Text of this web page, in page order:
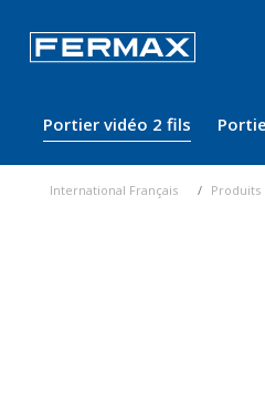
Portier vidéo 2 fils
International Français Produits